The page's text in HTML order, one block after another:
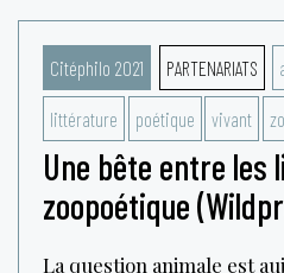
Citéphilo 2021 PARTENARIATS
littérature poétique vivant
Une bête entre les
zoopoétique
La question animale est